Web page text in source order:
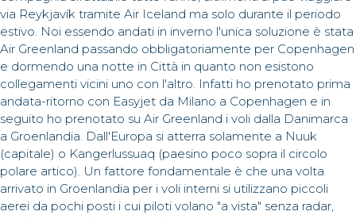
via Reykjavík tramite Air Iceland ma solo durante il periodo
estivo. Noi essendo andati in inverno l'unica soluzione è stata
Air Greenland passando obbligatoriamente per Copenhagen
e dormendo una notte in Città in quanto non esistono
collegamenti vicini uno con l'altro. Infatti ho prenotato prima
andata-ritorno con Easyjet da Milano a Copenhagen e in
seguito ho prenotato su Air Greenland i voli dalla Danimarca
a Groenlandia. Dall'Europa si atterra solamente a Nuuk
(capitale) o Kangerlussuaq (paesino poco sopra il circolo
polare artico). Un fattore fondamentale è che una volta
arrivato in Groenlandia per i voli interni si utilizzano piccoli
aerei da pochi posti i cui piloti volano "a vista" senza radar,